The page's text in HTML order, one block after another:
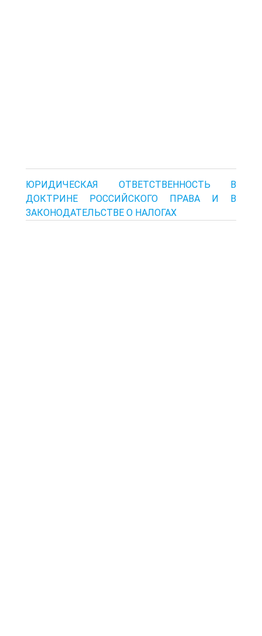
ЮРИДИЧЕСКАЯ ОТВЕТСТВЕННОСТЬ В
ДОКТРИНЕ РОССИЙСКОГО ПРАВА И В
ЗАКОНОДАТЕЛЬСТВЕ О НАЛОГАХ